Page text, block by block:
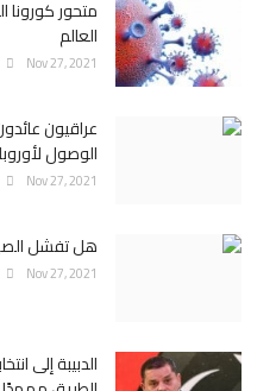
متحور كورونا
العالم
Nov 27, 2021
عراقيون
الوصول لأوروبا
Nov 27, 2021
هل تفشل
Nov 27, 2021
الدبيبة إلى